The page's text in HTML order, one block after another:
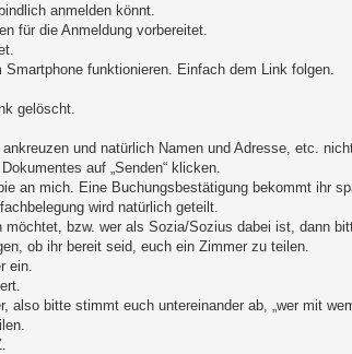
anmelden könnt.
für die Anmeldung vorbereitet.
funktionieren. Einfach dem Link folgen.
gelöscht.
und natürlich Namen und Adresse, etc.
auf „Senden“ klicken.
an mich. Eine Buchungsbestätigung bekommt ihr
wird natürlich geteilt.
bzw. wer als Sozia/Sozius dabei ist, dann
ob ihr bereit seid, euch ein Zimmer zu teilen.
ein.
bitte stimmt euch untereinander ab, „wer mit